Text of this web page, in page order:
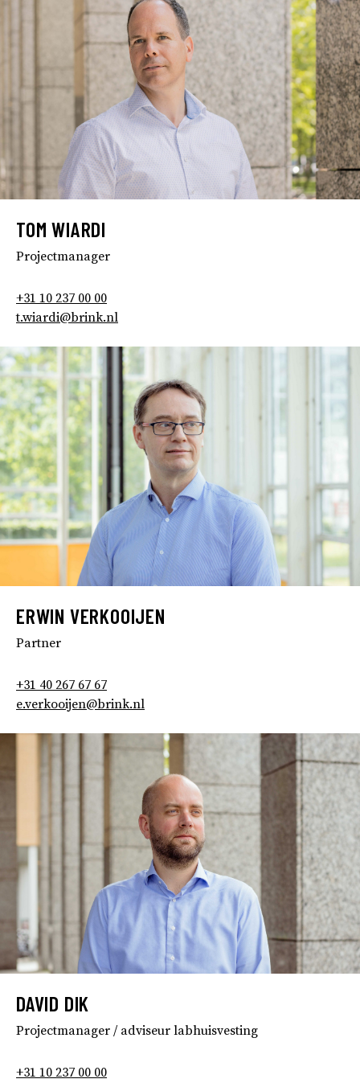
TOM WIARDI
Projectmanager
+31 10 237 00 00
t.wiardi@brink.nl
ERWIN VERKOOIJEN
Partner
+31 40 267 67 67
e.verkooijen@brink.nl
DAVID DIK
Projectmanager / adviseur labhuisvesting
+31 10 237 00 00